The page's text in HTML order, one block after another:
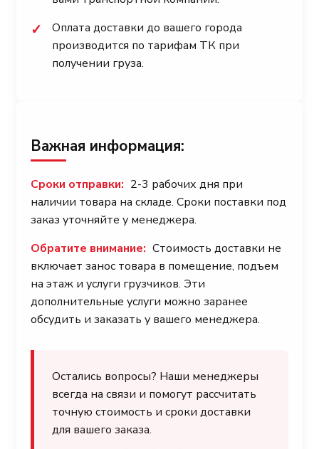
✓
Оплата доставки до вашего города
производится по тарифам ТК при
получении груза.
Важная информация:
Сроки отправки: 2-3 рабочих дня при
наличии товара на складе. Сроки поставки под
заказ уточняйте у менеджера.
Обратите внимание: Стоимость доставки не
включает занос товара в помещение, подъем
на этаж и услуги грузчиков. Эти
дополнительные услуги можно заранее
обсудить и заказать у вашего менеджера.
Остались вопросы? Наши менеджеры
всегда на связи и помогут рассчитать
точную стоимость и сроки доставки
для вашего заказа.